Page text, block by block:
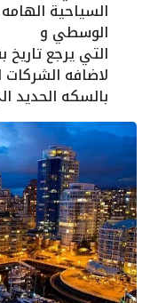
السياحية
الوسطي و
لاضافه الشركات
بالسكه الحديد